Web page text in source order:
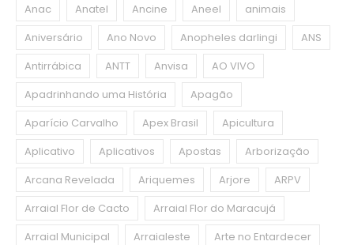
Anac
Anatel Ancine Aneel
animais
Aniversário
Ano Novo Anopheles darlingi
ANS
Antirrábica
ANTT Anvisa
AO VIVO
Apadrinhando uma História
Apagão
Aparício Carvalho
Apex Brasil
Apicultura
Aplicativo
Aplicativos Apostas
Arborização
Arcana Revelada
Ariquemes Arjore
ARPV
Arraial Flor de Cacto
Arraial Flor do Maracujá
Arraial Municipal
Arraialeste
Arte no Entardecer